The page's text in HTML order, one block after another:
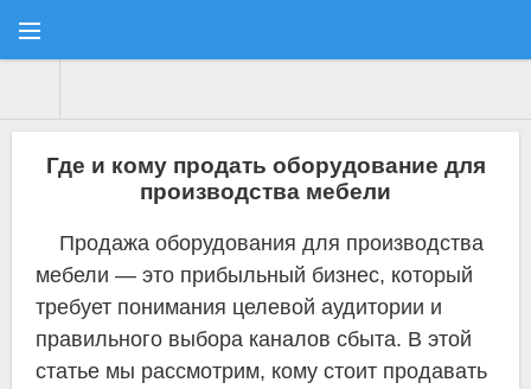
Где и кому продать оборудование для
производства мебели
Продажа оборудования для производства
мебели — это прибыльный бизнес, который
требует понимания целевой аудитории и
правильного выбора каналов сбыта. В этой
статье мы рассмотрим, кому стоит продавать